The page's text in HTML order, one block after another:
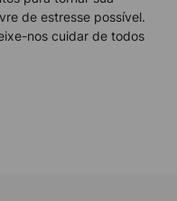
de estresse possível.
nos cuidar de todos